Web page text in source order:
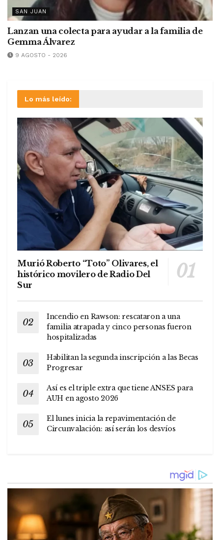
SAN JUAN
Lanzan una colecta para ayudar a la familia de
Gemma Álvarez
9 AGOSTO - 2026
Lo más leído:
Murió Roberto “Toto” Olivares, el
histórico movilero de Radio Del
Sur
Incendio en Rawson: rescataron a una
familia atrapada y cinco personas fueron
hospitalizadas
Habilitan la segunda inscripción a las Becas
Progresar
Así es el triple extra que tiene ANSES para
AUH en agosto 2026
El lunes inicia la repavimentación de
Circunvalación: así serán los desvíos